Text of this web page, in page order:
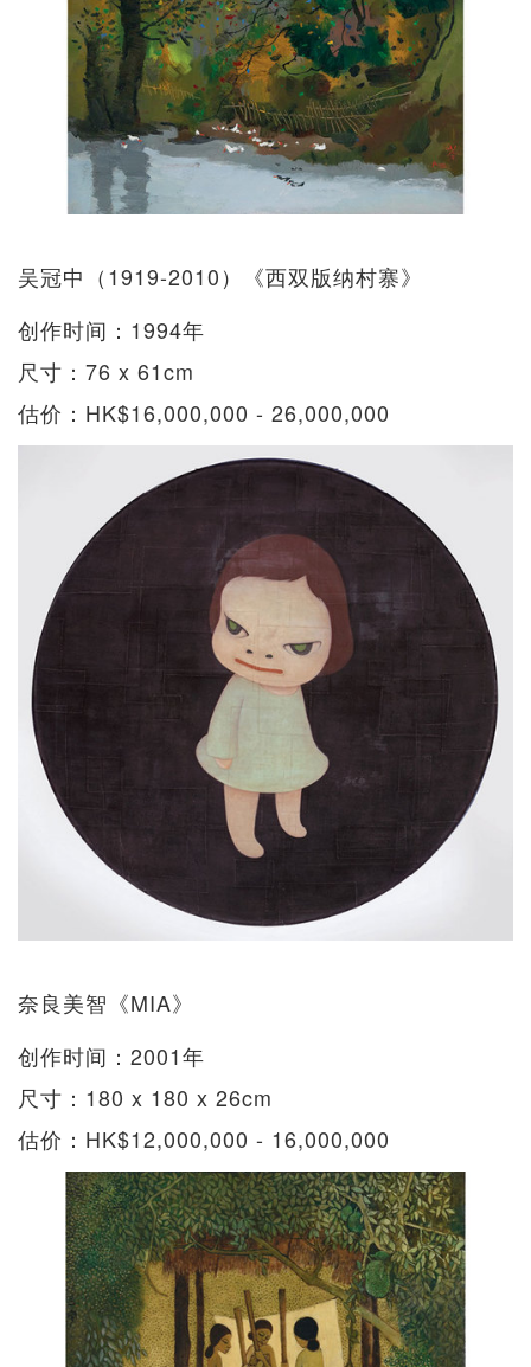
吴冠中（1919-2010）《西双版纳村寨》
创作时间：1994年
尺寸：76 x 61cm
估价：HK$16,000,000 - 26,000,000
奈良美智《MIA》
创作时间：2001年
尺寸：180 x 180 x 26cm
估价：HK$12,000,000 - 16,000,000